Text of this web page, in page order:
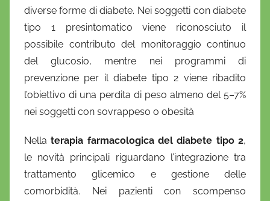
diverse forme di diabete. Nei soggetti con diabete
tipo 1 presintomatico viene riconosciuto il
possibile contributo del monitoraggio continuo
del glucosio, mentre nei programmi di
prevenzione per il diabete tipo 2 viene ribadito
l’obiettivo di una perdita di peso almeno del 5–7%
nei soggetti con sovrappeso o obesità
Nellaterapia farmacologica del diabete tipo 2,
le novità principali riguardano l’integrazione tra
trattamento glicemico e gestione delle
comorbidità. Nei pazienti con scompenso